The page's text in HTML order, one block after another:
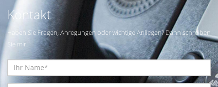
Kontakt
Haben Sie Fragen, Anregungen oder wichtige Anliegen? Dann schreiben
Sie mir!